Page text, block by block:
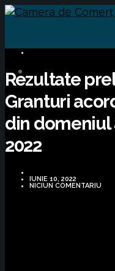
Rezultate
Granturi
din
2022
IUNIE 10, 2022
NICIUN COMENTARIU